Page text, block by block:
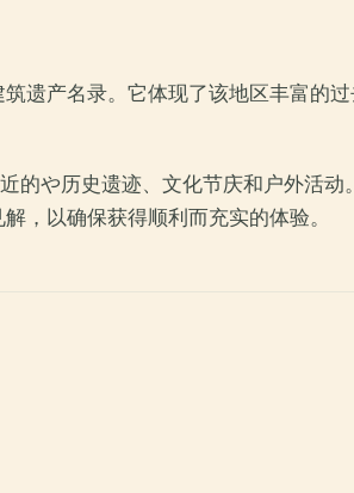
遗产名录。它体现了该地区丰富的过
的や历史遗迹、文化节庆和户外活动
，以确保获得顺利而充实的体验。